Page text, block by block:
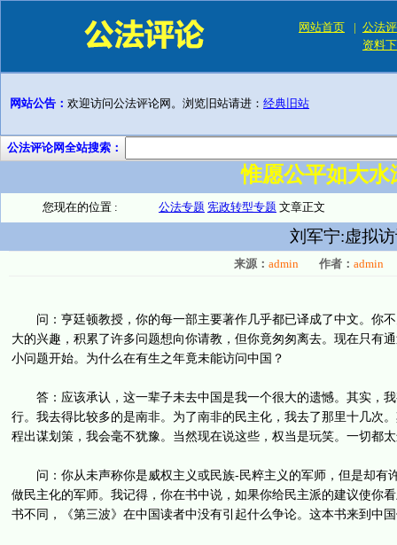
网站首页 | 公法
资料
网站公告： 欢迎访问公法评论网。浏览旧站请进： 经典旧站
公法评论网全站搜索：
惟愿公平如大
您现在的位置 : 公法专题 宪政转型专题 文章正文
刘军宁:虚拟
来源： admin 作者： admin
问：亨廷顿教授，你的每一部主要著作几乎都已译成了中文。你
大的兴趣，积累了许多问题想向你请教，但你竟匆匆离去。现在只有
小问题开始。为什么在有生之年竟未能访问中国？
答：应该承认，这一辈子未去中国是我一个很大的遗憾。其实，
行。我去得比较多的是南非。为了南非的民主化，我去了那里十几次
程出谋划策，我会毫不犹豫。当然现在说这些，权当是玩笑。一切都
问：你从未声称你是威权主义或民族-民粹主义的军师，但是却有
做民主化的军师。我记得，你在书中说，如果你给民主派的建议使你
书不同，《第三波》在中国读者中没有引起什么争论。这本书来到中